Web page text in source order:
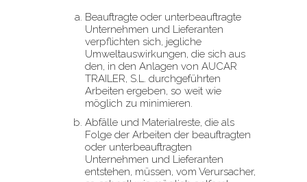
Beauftragte oder unterbeauftragte
Unternehmen und Lieferanten
verpflichten sich, jegliche
Umweltauswirkungen, die sich aus
den, in den Anlagen von AUCAR
TRAILER, S.L. durchgeführten
Arbeiten ergeben, so weit wie
möglich zu minimieren.
Abfälle und Materialreste, die als
Folge der Arbeiten der beauftragten
oder unterbeauftragten
Unternehmen und Lieferanten
entstehen, müssen, vom Verursacher,